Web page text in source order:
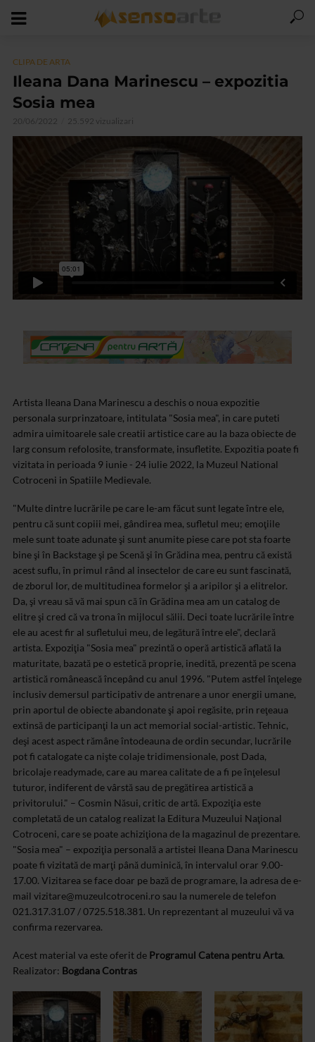
CLIPA DE ARTA
Ileana Dana Marinescu – expozitia
Sosia mea
20/06/2022 25.592 vizualizari
Artista Ileana Dana Marinescu a deschis o noua expozitie
personala surprinzatoare, intitulata "Sosia mea", in care puteti
admira uimitoarele sale creatii artistice care au la baza obiecte de
larg consum refolosite, transformate, insufletite. Expozitia poate fi
vizitata in perioada 9 iunie - 24 iulie 2022, la Muzeul National
Cotroceni in Spatiile Medievale.
"Multe dintre lucrările pe care le-am făcut sunt legate între ele,
pentru că sunt copiii mei, gândirea mea, sufletul meu; emoţiile
mele sunt toate adunate şi sunt anumite piese care pot sta foarte
bine şi în Backstage şi pe Scenă şi în Grădina mea, pentru că există
acest suflu, în primul rând al insectelor de care eu sunt fascinată,
de zborul lor, de multitudinea formelor şi a aripilor şi a elitrelor.
Da, şi vreau să vă mai spun că în Grădina mea am un catalog de
elitre şi cred că va trona în mijlocul sălii. Deci toate lucrările între
ele au acest fir al sufletului meu, de legătură între ele", declară
artista. Expoziţia "Sosia mea" prezintă o operă artistică aflată la
maturitate, bazată pe o estetică proprie, inedită, prezentă pe scena
artistică românească începând cu anul 1996. "Putem astfel înţelege
inclusiv demersul participativ de antrenare a unor energii umane,
prin aportul de obiecte abandonate şi apoi regăsite, prin reţeaua
extinsă de participanţi la un act memorial social-artistic. Tehnic,
deşi acest aspect rămâne întodeauna de ordin secundar, lucrările
pot fi catalogate ca nişte colaje tridimensionale, post Dada,
bricolaje readymade, care au marea calitate de a fi pe înţelesul
tuturor, indiferent de vârstă sau de pregătirea artistică a
privitorului." – Cosmin Năsui, critic de artă. Expoziţia este
completată de un catalog realizat la Editura Muzeului Naţional
Cotroceni, care se poate achiziţiona de la magazinul de prezentare.
"Sosia mea" – expoziţia personală a artistei Ileana Dana Marinescu
poate fi vizitată de marţi până duminică, în intervalul orar 9.00-
17.00. Vizitarea se face doar pe bază de programare, la adresa de e-
mail vizitare@muzeulcotroceni.ro sau la numerele de telefon
021.317.31.07 / 0725.518.381. Un reprezentant al muzeului vă va
confirma rezervarea.
Acest material va este oferit de Programul Catena pentru Arta.
Realizator: Bogdana Contras